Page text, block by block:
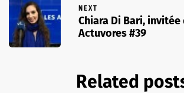
NEXT
Chiara Di Bari, invitée
Actuvores #39
Related